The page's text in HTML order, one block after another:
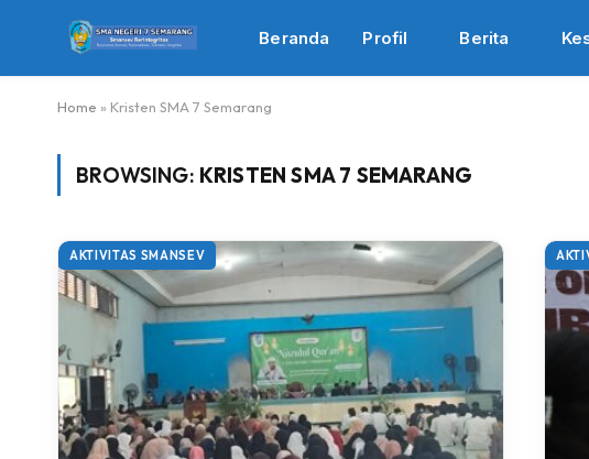
Beranda Profil Berita
Home » Kristen SMA 7 Semarang
BROWSING: KRISTEN SMA 7 SEMARANG
AKTIVITAS SMANSEV